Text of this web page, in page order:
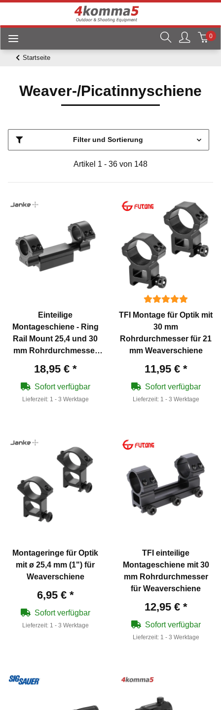
0
Startseite
Weaver-/Picatinnyschiene
Filter und Sortierung
Artikel 1 - 36 von 148
Einteilige
Montageschiene - Ring
Rail Mount 25,4 und 30
mm Rohrdurchmesser
Weaverschiene
18,95 € *
Sofort verfügbar
Lieferzeit: 1 - 3 Werktage
TFI Montage für Optik mit
30 mm
Rohrdurchmesser für 21
mm Weaverschiene
11,95 € *
Sofort verfügbar
Lieferzeit: 1 - 3 Werktage
Montageringe für Optik
mit ø 25,4 mm (1") für
Weaverschiene
6,95 € *
Sofort verfügbar
Lieferzeit: 1 - 3 Werktage
TFI einteilige
Montageschiene mit 30
mm Rohrdurchmesser
für Weaverschiene
12,95 € *
Sofort verfügbar
Lieferzeit: 1 - 3 Werktage